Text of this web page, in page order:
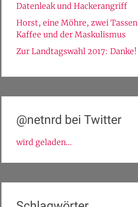
Datenleak und Hackerangriff
Horst, eine Möhre, zwei Tassen
Kaffee und der Maskulismus
Zur Landtagswahl 2017: Danke!
@netnrd bei Twitter
wird geladen...